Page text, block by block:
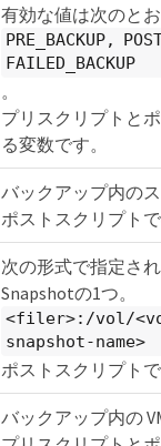
有効な値は次のとお
PRE_BACKUP,
FAILED_BACKUP
。
プリスクリプトと
る変数です。
バックアップ内の
ポストスクリプト
次の形式で指定さ
Snapshotの1つ。
<filer>:/vol/
snapshot-name>
ポストスクリプト
バックアップ内の